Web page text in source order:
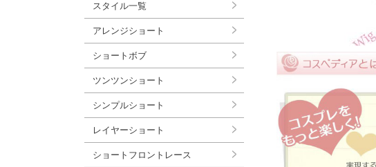
スタイル一覧
アレンジショート
ショートボブ
ツンツンショート
シンプルショート
レイヤーショート
ショートフロントレース